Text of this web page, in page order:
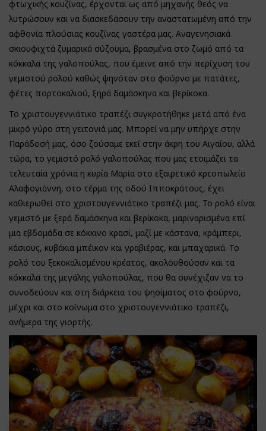
φτωχικής κουζίνας, έρχονται ως από μηχανής θεός να
λυτρώσουν και να διασκεδάσουν την αναστατωμένη από την
αφθονία πλούσιας κουζίνας γαστέρα μας. Αναγενησιακά
σκιουφιχτά ζυμαρικά σύζουμα, βρασμένα στο ζωμό από τα
κόκκαλα της γαλοπούλας, που έμεινε από την περίχυση του
γεμιστού ρολού καθώς ψηνόταν στο φούρνο με πατάτες,
φέτες πορτοκαλιού, ξηρά δαμάσκηνα και βερίκοκα.
Το χριστουγεννιάτικο τραπέζι συγκροτήθηκε μετά από ένα
μικρό γύρο στη γειτονιά μας. Μπορεί να μην υπήρχε στην
Παράδοσή μας, όσο ζούσαμε εκεί στην άκρη του Αιγαίου, αλλά
τώρα, το γεμιστό ρολό γαλοπούλας που μας ετοιμάζει τα
τελευταία χρόνια η κυρία Μαρία στο εξαιρετικό κρεοπωλείο
Αλαφογιάννη, στο τέρμα της οδού Ιπποκράτους, έχει
καθιερωθεί στο χριστουγεννιάτικο τραπέζι μας. Το ρολό είναι
γεμιστό με ξερά δαμάσκηνα και βερίκοκα, μαριναρισμένα επί
μια εβδομάδα σε κόκκινο κρασί, μαζί με κάστανα, κράμπερι,
κάσιους, κυβάκια μπέικον και γραβιέρας, και μπαχαρικά. Το
ρολό του ξεκοκαλισμένου κρέατος, ακολουθούσαν και τα
κόκκαλα της μεγάλης γαλοπούλας, που θα συνέχιζαν να το
συνοδεύουν και στη διάρκεια του ψησίματος στο φούρνο,
μέχρι και στο κοίνωμα στο χριστουγεννιάτικο τραπέζι,
ανήμερα της γιορτής.